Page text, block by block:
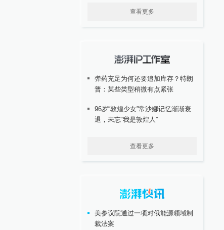
查看更多
弹药充足为何还要追加库存？特朗
普：某些类型稍微有点紧张
96岁“敦煌少女”常沙娜记忆渐渐衰
退，未忘“我是敦煌人”
查看更多
美参议院通过一项对俄能源领域制
裁法案